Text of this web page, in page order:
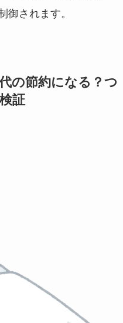
御されます。
の節約になる？つ
証